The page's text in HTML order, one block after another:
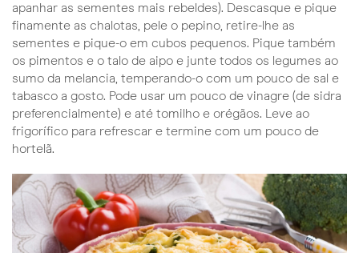
apanhar as sementes mais rebeldes). Descasque e pique
finamente as chalotas, pele o pepino, retire-lhe as
sementes e pique-o em cubos pequenos. Pique também
os pimentos e o talo de aipo e junte todos os legumes ao
sumo da melancia, temperando-o com um pouco de sal e
tabasco a gosto. Pode usar um pouco de vinagre (de sidra
preferencialmente) e até tomilho e orégãos. Leve ao
frigorífico para refrescar e termine com um pouco de
hortelã.